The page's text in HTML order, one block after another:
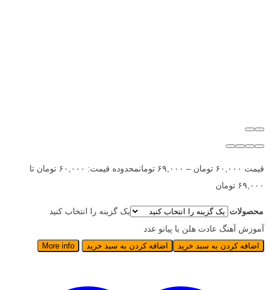
قیمت ۶۰,۰۰۰ تومان – ۶۹,۰۰۰ تومان
محدوده قیمت: ۶۰,۰۰۰ تومان تا
۶۹,۰۰۰ تومان
محصولات
یک گزینه را انتخاب کنید
آموزش آهنگ عادت هلن با پیانو عدد
اضافه کردن به سبد خرید اضافه کردن به سبد خرید More info